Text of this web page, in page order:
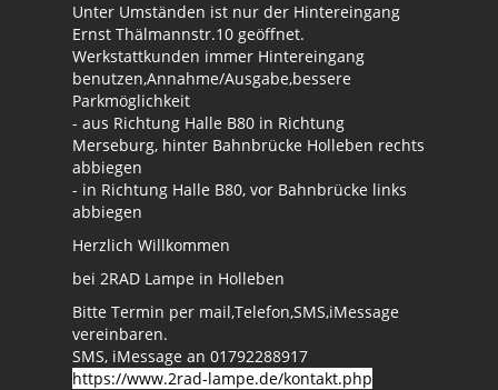
Unter Umständen ist nur der Hintereingang
Ernst Thälmannstr.10 geöffnet.
Werkstattkunden immer Hintereingang
benutzen,Annahme/Ausgabe,bessere
Parkmöglichkeit
- aus Richtung Halle B80 in Richtung
Merseburg, hinter Bahnbrücke Holleben rechts
abbiegen
- in Richtung Halle B80, vor Bahnbrücke links
abbiegen
Herzlich Willkommen
bei 2RAD Lampe in Holleben
Bitte Termin per mail,Telefon,SMS,iMessage
vereinbaren.
SMS, iMessage an 01792288917
https://www.2rad-lampe.de/kontakt.php